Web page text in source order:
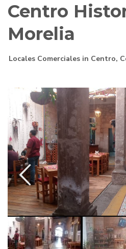
Centro
Morelia
Locales Comerciales in Centro,